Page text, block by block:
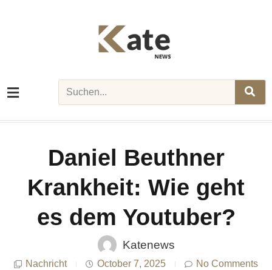
Daniel Beuthner
Krankheit: Wie geht
es dem Youtuber?
Katenews
Nachricht October 7, 2025 No Comments